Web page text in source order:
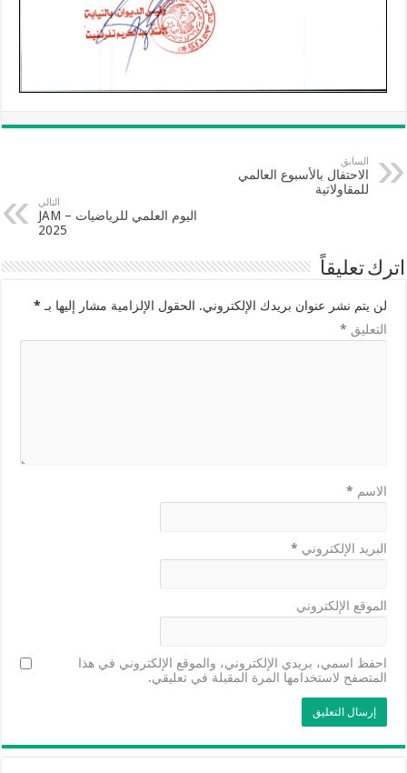
السابق
الاحتفال بالأسبوع العالمي
للمقاولاتية
التالي
اليوم العلمي للرياضيات – JAM
2025
اترك تعليقاً
لن يتم نشر عنوان بريدك الإلكتروني. الحقول الإلزامية مشار إليها بـ *
التعليق *
الاسم *
البريد الإلكتروني *
الموقع الإلكتروني
احفظ اسمي، بريدي الإلكتروني، والموقع الإلكتروني في هذا
المتصفح لاستخدامها المرة المقبلة في تعليقي.